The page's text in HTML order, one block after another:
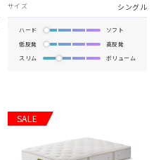
サイズ シングル
ハード
ソフト
低反発
高反発
スリム
ボリューム
SALE